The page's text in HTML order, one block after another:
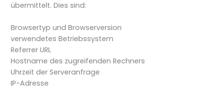
übermittelt. Dies sind:
Browsertyp und Browserversion
verwendetes Betriebssystem
Referrer URL
Hostname des zugreifenden Rechners
Uhrzeit der Serveranfrage
IP-Adresse